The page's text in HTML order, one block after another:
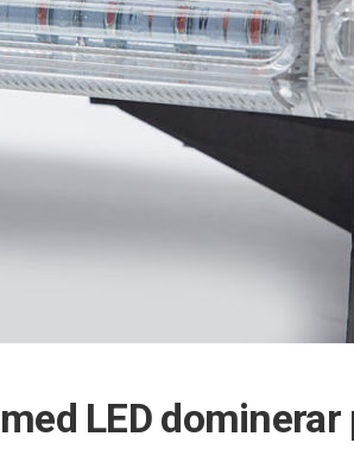
LED dominerar